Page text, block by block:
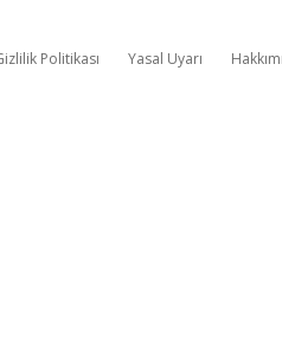
Politikası Yasal Uyarı